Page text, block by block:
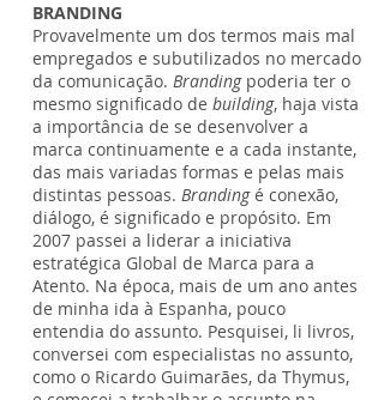
BRANDING
Provavelmente um dos termos mais mal
empregados e subutilizados no mercado
da comunicação. Brandingpoderia ter o
mesmo significado de building, haja vista
a importância de se desenvolver a
marca continuamente e a cada instante,
das mais variadas formas e pelas mais
distintas pessoas. Brandingé conexão,
diálogo, é significado e propósito. Em
2007 passei a liderar a iniciativa
estratégica Global de Marca para a
Atento. Na época, mais de um ano antes
de minha ida à Espanha, pouco
entendia do assunto. Pesquisei, li livros,
conversei com especialistas no assunto,
como o Ricardo Guimarães, da Thymus,